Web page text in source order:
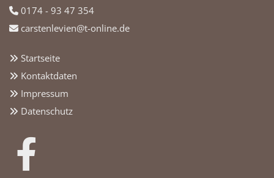
 0174 - 93 47 354
 carstenlevien@t-online.de
 Startseite
 Kontaktdaten
 Impressum
 Datenschutz